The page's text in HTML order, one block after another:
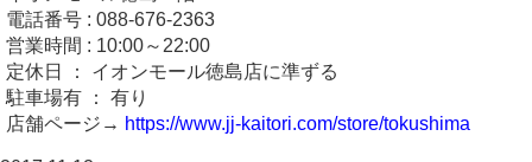
電話番号 : 088-676-2363
営業時間 : 10:00～22:00
定休日 ： イオンモール徳島店に準ずる
駐車場有 ： 有り
店舗ページ→ https://www.jj-kaitori.com/store/tokushima